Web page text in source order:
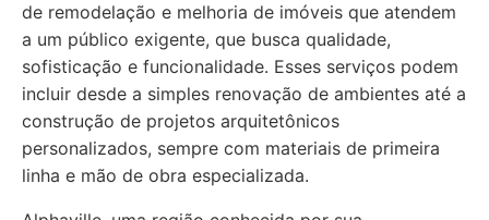
de remodelação e melhoria de imóveis que atendem
a um público exigente, que busca qualidade,
sofisticação e funcionalidade. Esses serviços podem
incluir desde a simples renovação de ambientes até a
construção de projetos arquitetônicos
personalizados, sempre com materiais de primeira
linha e mão de obra especializada.